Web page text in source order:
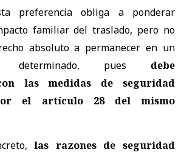
preferencia obliga a ponderar
familiar del traslado, pero no
absoluto a permanecer en un
determinado, pues debe
las medidas de seguridad
el artículo 28 del mismo
las razones de seguridad